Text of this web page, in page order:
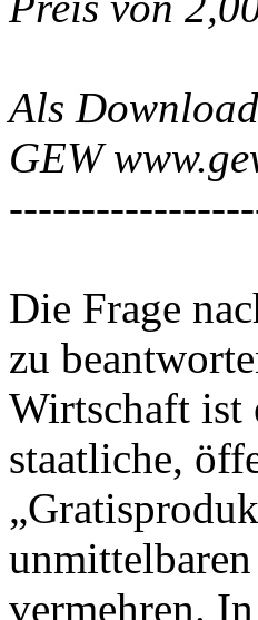
Als
GEW
Die Frage
zu
Wirtschaft ist
staatliche,
vermehren.